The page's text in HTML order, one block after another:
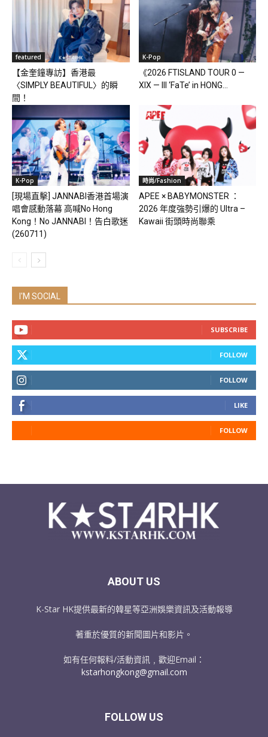
featured
【金奎鐘專訪】香港最
〈SIMPLY BEAUTIFUL〉的瞬
間！
K-Pop
《2026 FTISLAND TOUR 0 —
XIX — III ‘FaTe’ in HONG...
K-Pop
[現場直擊] JANNABI香港首場演
唱會感動落幕 高喊No Hong
Kong！No JANNABI！告白歌迷
(260711)
時尚/Fashion
APEE × BABYMONSTER ：
2026 年度強勢引爆的 Ultra –
Kawaii 街頭時尚聯乘
I'M SOCIAL
SUBSCRIBE
FOLLOW
FOLLOW
LIKE
FOLLOW
ABOUT US
K-Star HK提供最新的韓星等亞洲娛樂資訊及活動報導
著重於優質的新聞圖片和影片。
如有任何報料/活動資訊﹐歡迎Email：
kstarhongkong@gmail.com
FOLLOW US